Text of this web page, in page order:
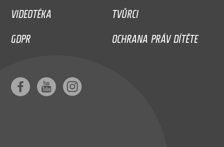
VIDEOTÉKA
TVŮRCI
GDPR
OCHRANA PRÁV DÍTĚTE